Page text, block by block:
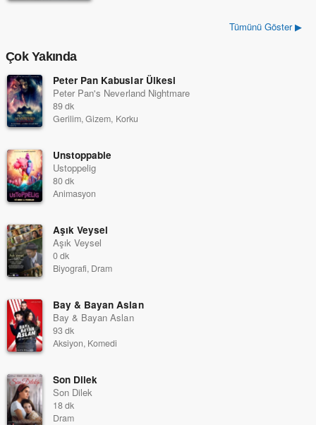
Tümünü Göster ▶
Çok Yakında
Peter Pan Kabuslar Ülkesi
Peter Pan's Neverland Nightmare
89 dk
Gerilim, Gizem, Korku
Unstoppable
Ustoppelig
80 dk
Animasyon
Aşık Veysel
Aşık Veysel
0 dk
Biyografi, Dram
Bay & Bayan Aslan
Bay & Bayan Aslan
93 dk
Aksiyon, Komedi
Son Dilek
Son Dilek
18 dk
Dram